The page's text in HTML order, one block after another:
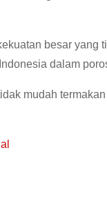
besar yang
dalam
mudah